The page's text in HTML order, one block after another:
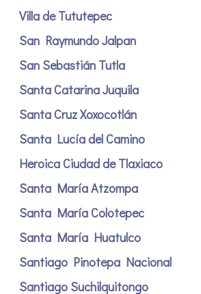
Villa de Tututepec
San Raymundo Jalpan
San Sebastián Tutla
Santa Catarina Juquila
Santa Cruz Xoxocotlán
Santa Lucía del Camino
Heroica Ciudad de Tlaxiaco
Santa María Atzompa
Santa María Colotepec
Santa María Huatulco
Santiago Pinotepa Nacional
Santiago Suchilquitongo